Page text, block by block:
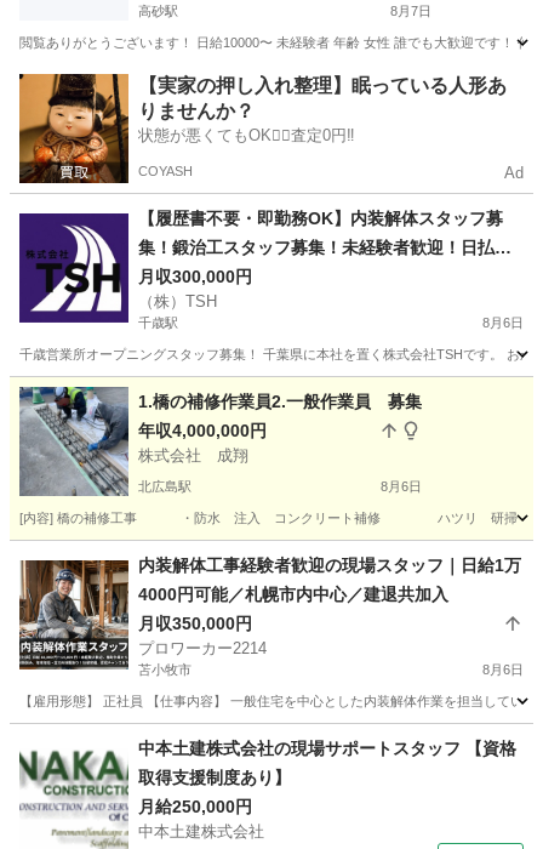
高砂駅 8月7日
閲覧ありがとうございます！ 日給10000〜 未経験者 年齢 女性 誰でも大歓迎です！
北海道 江別市 高砂駅 その他 建設業
【実家の押し入れ整理】眠っている人形あ
りませんか？
状態が悪くてもOK🙆‍♀️査定0円‼️
COYASH Ad
【履歴書不要・即勤務OK】内装解体スタッフ募
集！鍛治工スタッフ募集！未経験者歓迎！日払
い・週払い相談可！
月収300,000円
（株）TSH
千歳駅 8月6日
千歳営業所オープニングスタッフ募集！ 千葉県に本社を置く株式会社TSHです。 お
北海道 千歳市 千歳駅 その他 未経験
1.橋の補修作業員2.一般作業員 募集
年収4,000,000円
株式会社 成翔
北広島駅 8月6日
[内容] 橋の補修工事 ・防水 注入 コンクリート補修 ハツリ
北広島市 北広島駅 その他 北海道 札幌市
白石駅 その他
内装解体工事経験者歓迎の現場スタッフ｜日給1万
4000円可能／札幌市内中心／建退共加入
月収350,000円
プロワーカー2214
苫小牧市 8月6日
【雇用形態】 正社員 【仕事内容】 一般住宅を中心とした内装解体作業を担当してい
苫小牧市 内装職人
中本土建株式会社の現場サポートスタッフ 【資格
取得支援制度あり】
月給250,000円
中本土建株式会社